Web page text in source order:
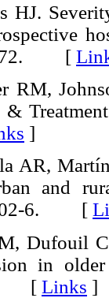
HJ.
72. [
RM,
&
]
AR,
and
6. [
Dufouil
in
[ Links ]